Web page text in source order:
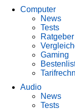
Computer
News
Tests
Ratgeber
Gaming
Audio
News
Tests